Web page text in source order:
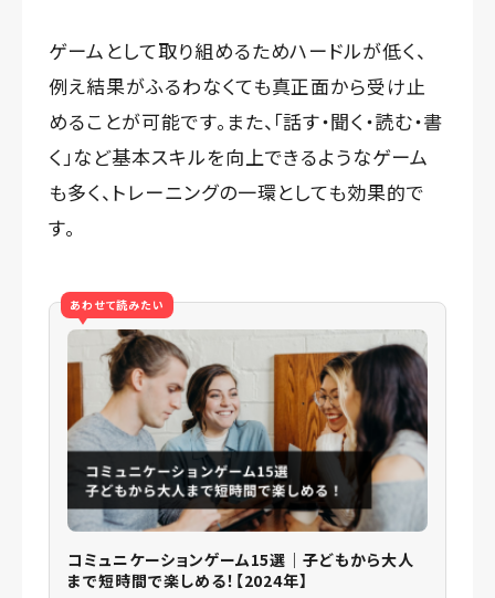
ゲームとして取り組めるためハードルが低く、
例え結果がふるわなくても真正面から受け止
めることが可能です。また、「話す・聞く・読む・書
く」など基本スキルを向上できるようなゲーム
も多く、トレーニングの一環としても効果的で
す。
あわせて読みたい
コミュニケーションゲーム15選｜子どもから大人
まで短時間で楽しめる！【2024年】